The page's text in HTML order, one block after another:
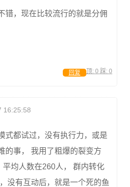
错，现在比较流行的就是分佣
顶: 0 踩: 0
回复
16:25:58
式都试过，没有执行力，或是
的事， 我用了粗爆的裂变方
平均人数在260人， 群内转化
没有互动后，就是一个死的鱼